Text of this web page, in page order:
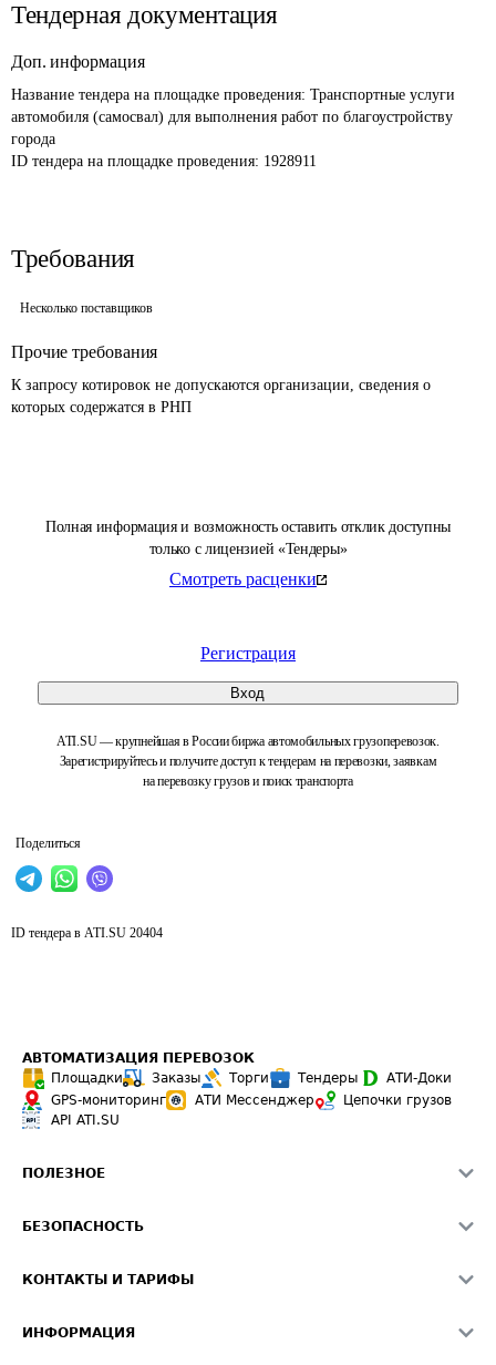
Полная информация и возможность оставить отклик доступны
только с лицензией «Тендеры»
Смотреть расценки
Регистрация
Вход
ATI.SU — крупнейшая в России биржа автомобильных грузоперевозок.
Зарегистрируйтесь и получите доступ к тендерам на перевозки, заявкам
на перевозку грузов и поиск транспорта
Поделиться
Тендерная документация
Доп. информация
Название тендера на площадке проведения: Транспортные услуги
автомобиля (самосвал) для выполнения работ по благоустройству
города
ID тендера на площадке проведения: 1928911
Требования
Несколько поставщиков
Прочие требования
К запросу котировок не допускаются организации, сведения о
которых содержатся в РНП
ID тендера в ATI.SU 20404
АВТОМАТИЗАЦИЯ ПЕРЕВОЗОК
Площадки
Заказы Торги Тендеры
АТИ-Доки
GPS-мониторинг
АТИ Мессенджер
Цепочки грузов
API ATI.SU
ПОЛЕЗНОЕ
Звезды ATI.SU на вашем сайте
Средние ставки
БЕЗОПАСНОСТЬ
Светофор+
КОНТАКТЫ И ТАРИФЫ
ИНФОРМАЦИЯ